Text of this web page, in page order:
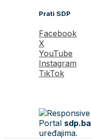
Prati SDP
Facebook
X
YouTube
Instagram
TikTok
Portal sdp.ba
uređajima.